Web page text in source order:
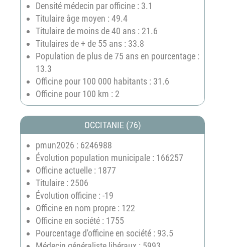
Densité médecin par officine : 3.1
Titulaire âge moyen : 49.4
Titulaire de moins de 40 ans : 21.6
Titulaires de + de 55 ans : 33.8
Population de plus de 75 ans en pourcentage :
13.3
Officine pour 100 000 habitants : 31.6
Officine pour 100 km : 2
OCCITANIE (76)
pmun2026 : 6246988
Évolution population municipale : 166257
Officine actuelle : 1877
Titulaire : 2506
Évolution officine : -19
Officine en nom propre : 122
Officine en société : 1755
Pourcentage d'officine en société : 93.5